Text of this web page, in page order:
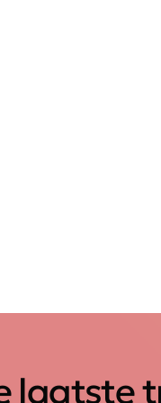
laatste